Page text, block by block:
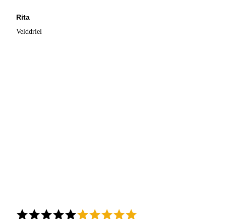
Rita
Velddriel